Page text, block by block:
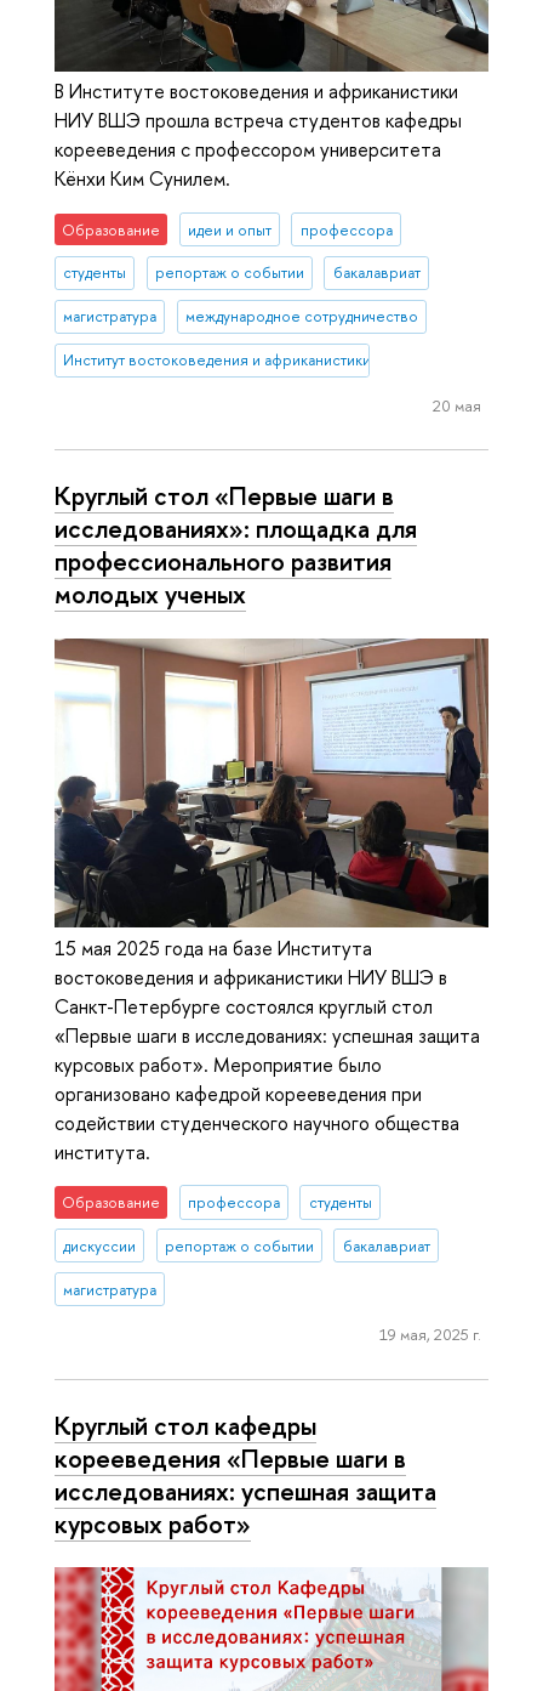
В Институте востоковедения и африканистики
НИУ ВШЭ прошла встреча студентов кафедры
корееведения с профессором университета
Кёнхи Ким Сунилем.
Образование идеи и опыт профессора
студенты репортаж о событии бакалавриат
магистратура международное сотрудничество
Институт востоковедения и африканистики
20 мая
Круглый стол «Первые шаги в
исследованиях»: площадка для
профессионального развития
молодых ученых
15 мая 2025 года на базе Института
востоковедения и африканистики НИУ ВШЭ в
Санкт-Петербурге состоялся круглый стол
«Первые шаги в исследованиях: успешная защита
курсовых работ». Мероприятие было
организовано кафедрой корееведения при
содействии студенческого научного общества
института.
Образование профессора студенты
дискуссии репортаж о событии бакалавриат
магистратура
19 мая, 2025 г.
Круглый стол кафедры
корееведения «Первые шаги в
исследованиях: успешная защита
курсовых работ»